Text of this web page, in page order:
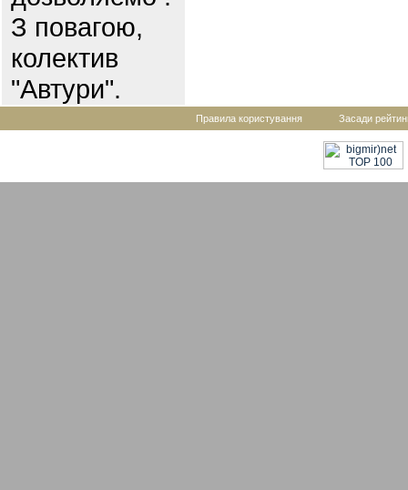
З повагою,
колектив
"Автури".
Правила користування Засади